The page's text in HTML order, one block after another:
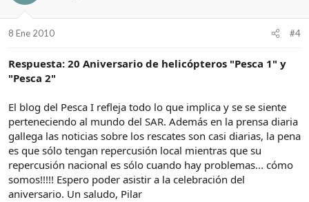
8 Ene 2010 #4
Respuesta: 20 Aniversario de helicópteros "Pesca 1" y
"Pesca 2"
El blog del Pesca I refleja todo lo que implica y se se siente
perteneciendo al mundo del SAR. Además en la prensa diaria
gallega las noticias sobre los rescates son casi diarias, la pena
es que sólo tengan repercusión local mientras que su
repercusión nacional es sólo cuando hay problemas... cómo
somos!!!!! Espero poder asistir a la celebración del
aniversario. Un saludo, Pilar